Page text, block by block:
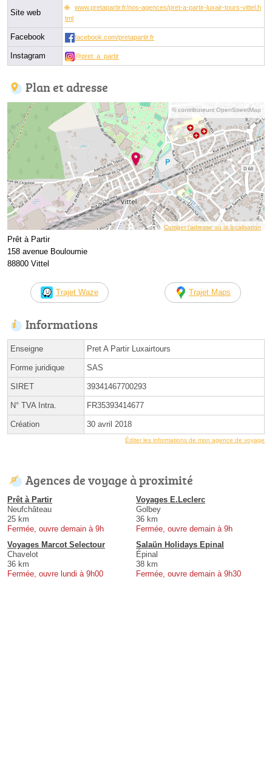
Site web
www.pretapartir.fr/nos-agences/pret-a-partir-luxair-tours-vittel.h
tml
Facebook facebook.com/pretapartir.fr
Instagram @pret_a_partir
Plan et adresse
© contributeurs OpenStreetMap
Corriger l’adresse ou la localisation
Prêt à Partir
158 avenue Bouloumie
88800 Vittel
Trajet Waze Trajet Maps
Informations
Enseigne Pret A Partir Luxairtours
Forme juridique SAS
SIRET 39341467700293
N° TVA Intra. FR35393414677
Création 30 avril 2018
Éditer les informations de mon agence de voyage
Agences de voyage à proximité
Prêt à Partir
Neufchâteau
25 km
Fermée, ouvre demain à 9h
Voyages E.Leclerc
Golbey
36 km
Fermée, ouvre demain à 9h
Voyages Marcot Selectour
Chavelot
36 km
Fermée, ouvre lundi à 9h00
Salaün Holidays Epinal
Épinal
38 km
Fermée, ouvre demain à 9h30